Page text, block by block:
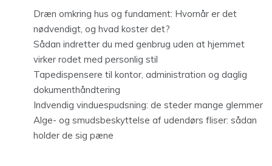
Dræn omkring hus og fundament: Hvornår er det
nødvendigt, og hvad koster det?
Sådan indretter du med genbrug uden at hjemmet
virker rodet med personlig stil
Tapedispensere til kontor, administration og daglig
dokumenthåndtering
Indvendig vinduespudsning: de steder mange glemmer
Alge- og smudsbeskyttelse af udendørs fliser: sådan
holder de sig pæne